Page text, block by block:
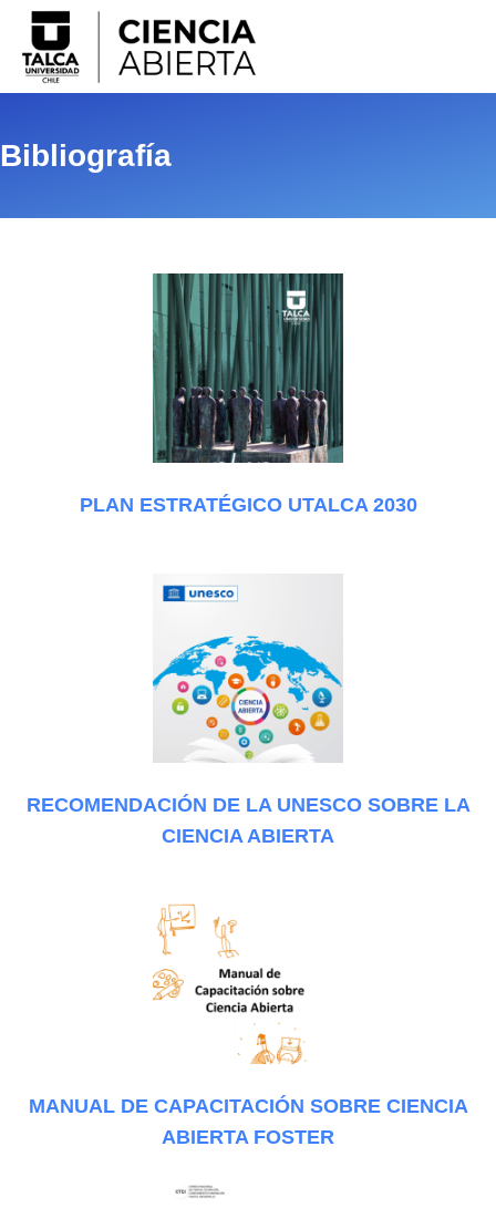
Bibliografía
PLAN ESTRATÉGICO UTALCA 2030
RECOMENDACIÓN DE LA UNESCO SOBRE LA
CIENCIA ABIERTA
MANUAL DE CAPACITACIÓN SOBRE CIENCIA
ABIERTA FOSTER